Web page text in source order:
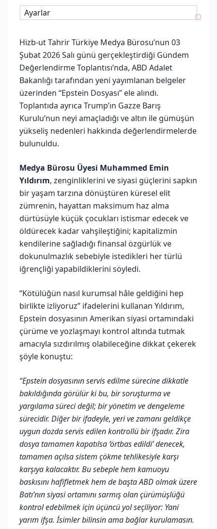
Ayarlar
Hizb-ut Tahrir Türkiye Medya Bürosu’nun 03
Şubat 2026 Salı günü gerçekleştirdiği Gündem
Değerlendirme Toplantısı’nda, ABD Adalet
Bakanlığı tarafından yeni yayımlanan belgeler
üzerinden “Epstein Dosyası” ele alındı.
Toplantıda ayrıca Trump’ın Gazze Barış
Kurulu’nun neyi amaçladığı ve altın ile gümüşün
yükseliş nedenleri hakkında değerlendirmelerde
bulunuldu.
Medya Bürosu Üyesi Muhammed Emin
Yıldırım, zenginliklerini ve siyasi güçlerini sapkın
bir yaşam tarzına dönüştüren küresel elit
zümrenin, hayattan maksimum haz alma
dürtüsüyle küçük çocukları istismar edecek ve
öldürecek kadar vahşileştiğini; kapitalizmin
kendilerine sağladığı finansal özgürlük ve
dokunulmazlık sebebiyle istedikleri her türlü
iğrençliği yapabildiklerini söyledi.
“Kötülüğün nasıl kurumsal hâle geldiğini hep
birlikte izliyoruz” ifadelerini kullanan Yıldırım,
Epstein dosyasının Amerikan siyasi ortamındaki
çürüme ve yozlaşmayı kontrol altında tutmak
amacıyla sızdırılmış olabileceğine dikkat çekerek
şöyle konuştu:
“Epstein dosyasının servis edilme sürecine dikkatle
bakıldığında görülür ki bu, bir soruşturma ve
yargılama süreci değil; bir yönetim ve dengeleme
sürecidir. Diğer bir ifadeyle, yeri ve zamanı geldikçe
uygun dozda servis edilen kontrollü bir ifşadır. Zira
dosya tamamen kapatılsa ‘örtbas edildi’ denecek,
tamamen açılsa sistem çökme tehlikesiyle karşı
karşıya kalacaktır. Bu sebeple hem kamuoyu
baskısını hafifletmek hem de başta ABD olmak üzere
Batı’nın siyasi ortamını sarmış olan çürümüşlüğü
kontrol edebilmek için üçüncü yol seçiliyor: Yani
yarım ifşa. İsimler bilinsin ama bağlar kurulamasın.